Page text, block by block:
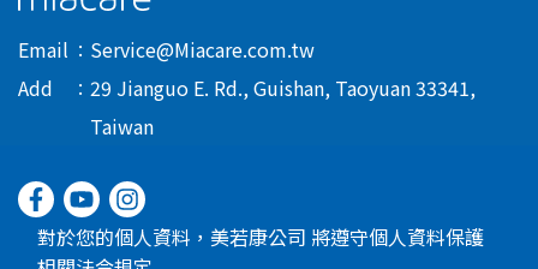
Email
Service@Miacare.com.tw
Add
29 Jianguo E. Rd., Guishan, Taoyuan 33341,
Taiwan
對於您的個人資料，美若康公司 將遵守個人資料保護